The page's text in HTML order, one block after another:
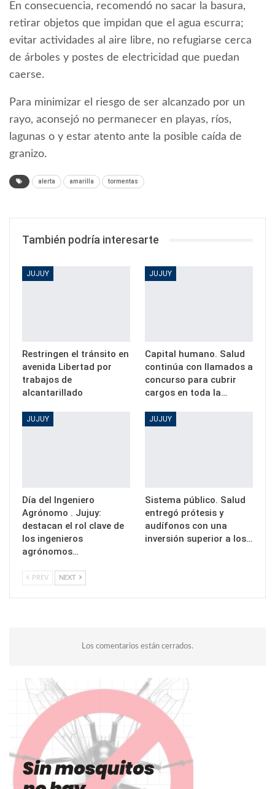
En consecuencia, recomendó no sacar la basura,
retirar objetos que impidan que el agua escurra;
evitar actividades al aire libre, no refugiarse cerca
de árboles y postes de electricidad que puedan
caerse.
Para minimizar el riesgo de ser alcanzado por un
rayo, aconsejó no permanecer en playas, ríos,
lagunas o y estar atento ante la posible caída de
granizo.
alerta amarilla tormentas
También podría interesarte
JUJUY
Restringen el tránsito en
avenida Libertad por
trabajos de
alcantarillado
JUJUY
Capital humano. Salud
continúa con llamados a
concurso para cubrir
cargos en toda la…
JUJUY
Día del Ingeniero
Agrónomo . Jujuy:
destacan el rol clave de
los ingenieros
agrónomos…
JUJUY
Sistema público. Salud
entregó prótesis y
audífonos con una
inversión superior a los…
PREV NEXT
Los comentarios están cerrados.